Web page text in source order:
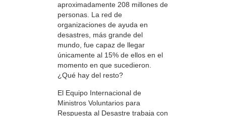
aproximadamente 208 millones de
personas. La red de
organizaciones de ayuda en
desastres, más grande del
mundo, fue capaz de llegar
únicamente al 15% de ellos en el
momento en que sucedieron.
¿Qué hay del resto?
El Equipo Internacional de
Ministros Voluntarios para
Respuesta al Desastre trabaja con